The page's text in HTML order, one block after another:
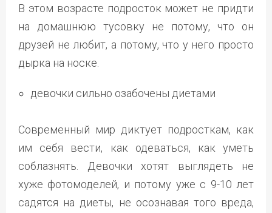
В этом возрасте подросток может не придти
на домашнюю тусовку не потому, что он
друзей не любит, а потому, что у него просто
дырка на носке.
девочки сильно озабочены диетами
Современный мир диктует подросткам, как
им себя вести, как одеваться, как уметь
соблазнять. Девочки хотят выглядеть не
хуже фотомоделей, и потому уже с 9-10 лет
садятся на диеты, не осознавая того вреда,